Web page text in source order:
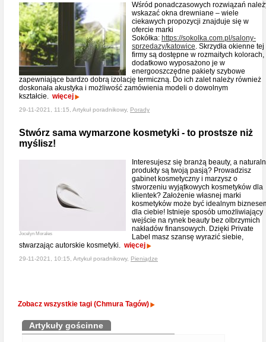
Wśród ponadczasowych rozwiązań
wskazać okna drewniane – wiele
ciekawych propozycji znajduje się w
ofercie marki
Sokółka: https://sokolka.com.pl/salony-
sprzedazy/katowice​. Skrzydła okienne tej
firmy są dostępne w rozmaitych kolorach,
dodatkowo wyposażono je w
energooszczędne pakiety szybowe
zapewniające bardzo dobrą izolację termiczną. Do ich zalet należy również
doskonała akustyka i możliwość zamówienia modeli o dowolnym
kształcie. więcej
29-11-2021, 11:15, Artykuł poradnikowy, Porady
Stwórz sama wymarzone kosmetyki - to prostsze niż
myślisz!
Jocelyn Morales
Interesujesz się branżą beauty, a
produkty są twoją pasją? Prowadzisz
gabinet kosmetyczny i marzysz o
stworzeniu wyjątkowych kosmetyków dla
klientek? Założenie własnej marki
kosmetyków może być idealnym
dla ciebie! Istnieje sposób umożliwiający
wejście na rynek beauty bez olbrzymich
nakładów finansowych. Dzięki Private
Label masz szansę wyrazić siebie,
stwarzając autorskie kosmetyki. więcej
29-11-2021, 10:15, Artykuł poradnikowy, Pieniądze
Zobacz wszystkie tagi (Chmura Tagów)
Artykuły gościnne